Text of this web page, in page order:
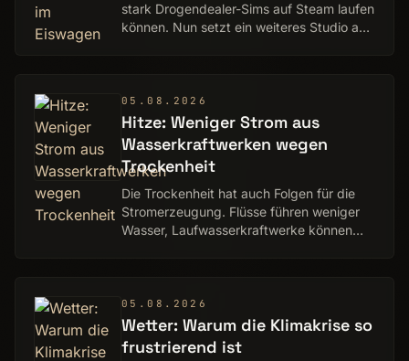
stark Drogendealer-Sims auf Steam laufen
können. Nun setzt ein weiteres Studio auf
05.08.2026
Hitze: Weniger Strom aus
Wasserkraftwerken wegen
Trockenheit
Die Trockenheit hat auch Folgen für die
Stromerzeugung. Flüsse führen weniger
Wasser, Laufwasserkraftwerke können
05.08.2026
Wetter: Warum die Klimakrise so
frustrierend ist